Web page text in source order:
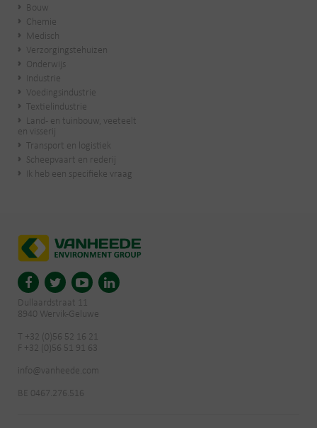
Bouw
Chemie
Medisch
Verzorgingstehuizen
Onderwijs
Industrie
Voedingsindustrie
Textielindustrie
Land- en tuinbouw, veeteelt
en visserij
Transport en logistiek
Scheepvaart en rederij
Ik heb een specifieke vraag
Dullaardstraat 11
8940 Wervik-Geluwe
T +32 (0)56 52 16 21
F +32 (0)56 51 91 63
info@vanheede.com
BE 0467.276.516